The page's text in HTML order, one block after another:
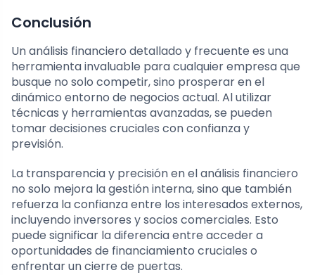
Conclusión
Un análisis financiero detallado y frecuente es una
herramienta invaluable para cualquier empresa que
busque no solo competir, sino prosperar en el
dinámico entorno de negocios actual. Al utilizar
técnicas y herramientas avanzadas, se pueden
tomar decisiones cruciales con confianza y
previsión.
La transparencia y precisión en el análisis financiero
no solo mejora la gestión interna, sino que también
refuerza la confianza entre los interesados externos,
incluyendo inversores y socios comerciales. Esto
puede significar la diferencia entre acceder a
oportunidades de financiamiento cruciales o
enfrentar un cierre de puertas.